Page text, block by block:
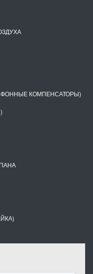
КОМПЕНСАТОРЫ)